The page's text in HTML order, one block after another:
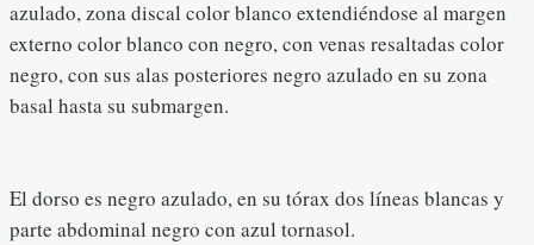
azulado, zona discal color blanco extendiéndose al margen
externo color blanco con negro, con venas resaltadas color
negro, con sus alas posteriores negro azulado en su zona
basal hasta su submargen.
El dorso es negro azulado, en su tórax dos líneas blancas y
parte abdominal negro con azul tornasol.